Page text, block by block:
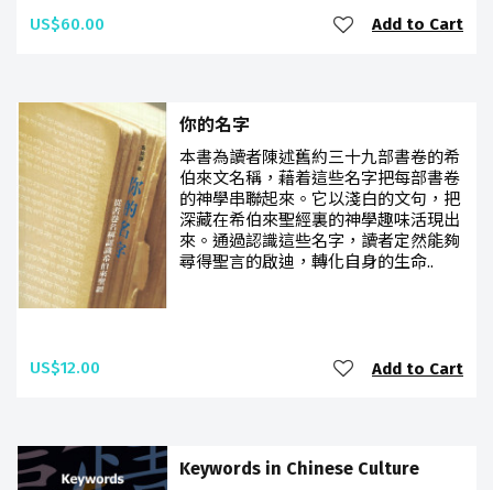
US$60.00 Add to Cart
你的名字
本書為讀者陳述舊約三十九部書卷的希
伯來文名稱，藉着這些名字把每部書卷
的神學串聯起來。它以淺白的文句，把
深藏在希伯來聖經裏的神學趣味活現出
來。通過認識這些名字，讀者定然能夠
尋得聖言的啟迪，轉化自身的生命..
US$12.00 Add to Cart
Keywords in Chinese Culture